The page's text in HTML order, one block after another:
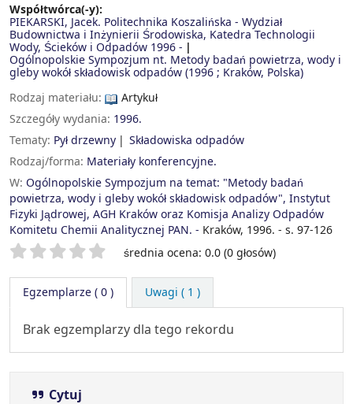
Współtwórca(-y):
PIEKARSKI, Jacek. Politechnika Koszalińska - Wydział
Budownictwa i Inżynierii Środowiska, Katedra Technologii
Wody, Ścieków i Odpadów 1996 -
Ogólnopolskie Sympozjum nt. Metody badań powietrza, wody i
gleby wokół składowisk odpadów(1996 ; Kraków, Polska)
Rodzaj materiału:
Artykuł
Szczegóły wydania: 1996.
Tematy: Pył drzewny
Składowiska odpadów
Rodzaj/forma: Materiały konferencyjne.
W: Ogólnopolskie Sympozjum na temat: "Metody badań
powietrza, wody i gleby wokół składowisk odpadów", Instytut
Fizyki Jądrowej, AGH Kraków oraz Komisja Analizy Odpadów
Komitetu Chemii Analitycznej PAN. - Kraków, 1996. - s. 97-126
Twoje oceny średnia ocena: 0.0 (0 głosów)
Egzemplarze( 0 ) Uwagi ( 1 )
Brak egzemplarzy dla tego rekordu
Cytuj